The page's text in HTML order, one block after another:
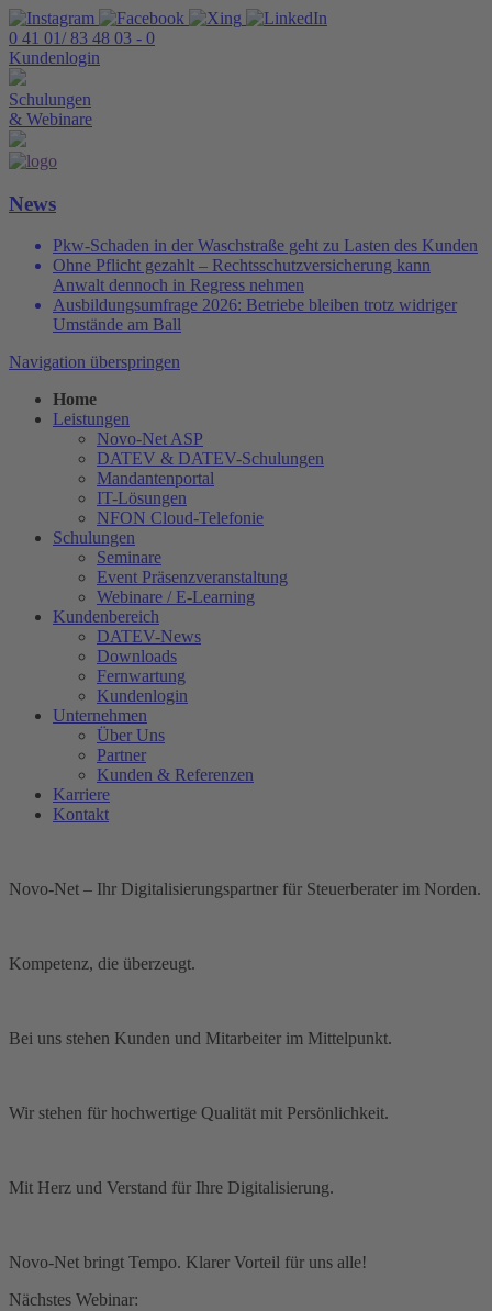
0 41 01/ 83 48 03 - 0
Kundenlogin
Schulungen
& Webinare
News
Pkw-Schaden in der Waschstraße geht zu Lasten des Kunden
Ohne Pflicht gezahlt – Rechtsschutzversicherung kann
Anwalt dennoch in Regress nehmen
Ausbildungsumfrage 2026: Betriebe bleiben trotz widriger
Umstände am Ball
Navigation überspringen
Home
Leistungen
Novo-Net ASP
DATEV & DATEV-Schulungen
Mandantenportal
IT-Lösungen
NFON Cloud-Telefonie
Schulungen
Seminare
Event Präsenzveranstaltung
Webinare / E-Learning
Kundenbereich
DATEV-News
Downloads
Fernwartung
Kundenlogin
Unternehmen
Über Uns
Partner
Kunden & Referenzen
Karriere
Kontakt
Novo-Net – Ihr Digitalisierungspartner für Steuerberater im Norden.
Kompetenz, die überzeugt.
Bei uns stehen Kunden und Mitarbeiter im Mittelpunkt.
Wir stehen für hochwertige Qualität mit Persönlichkeit.
Mit Herz und Verstand für Ihre Digitalisierung.
Novo-Net bringt Tempo. Klarer Vorteil für uns alle!
Nächstes Webinar: